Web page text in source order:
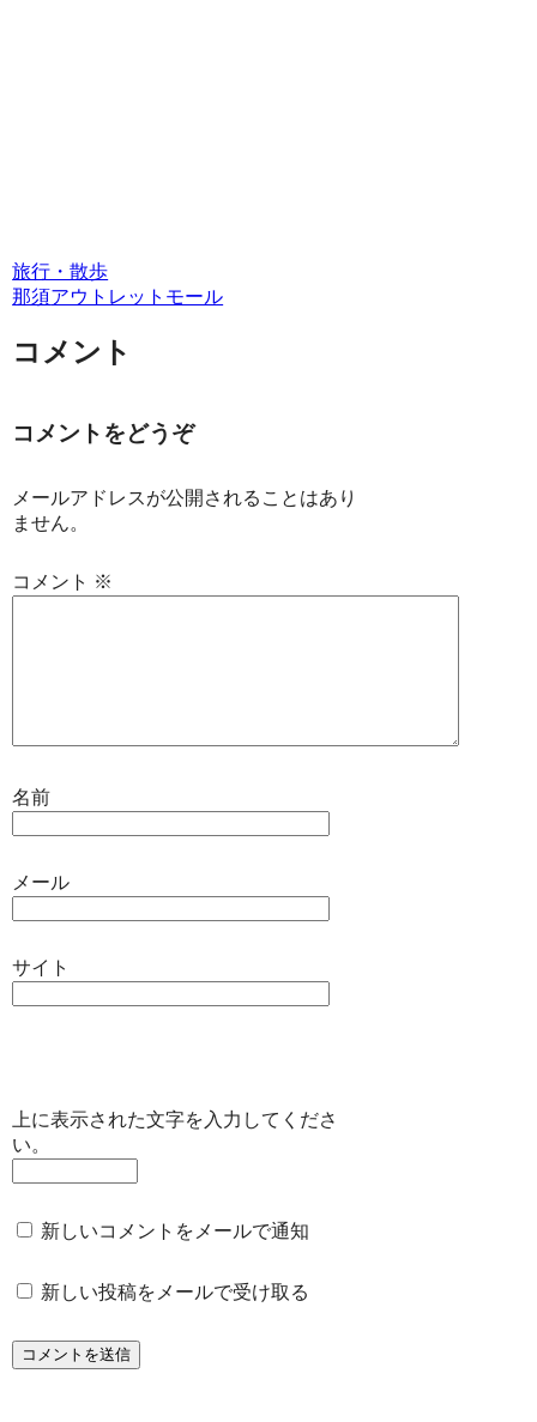
旅行・散歩
那須アウトレットモール
コメント
コメントをどうぞ
メールアドレスが公開されることはあり
ません。
コメント ※
名前
メール
サイト
上に表示された文字を入力してくださ
い。
新しいコメントをメールで通知
新しい投稿をメールで受け取る